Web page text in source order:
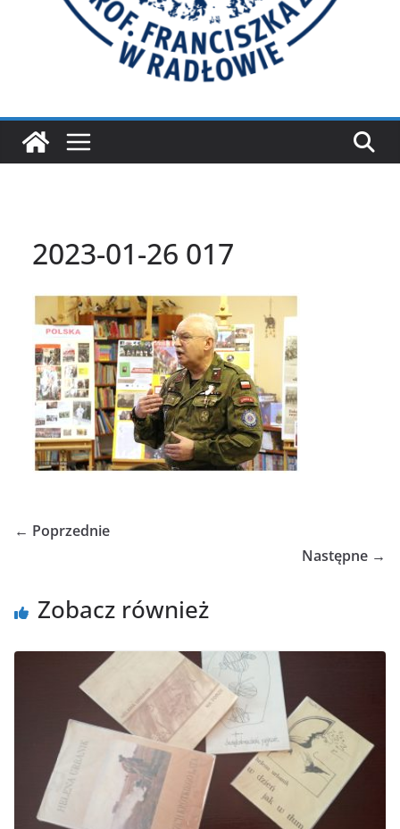
2023-01-26 017
← Poprzednie
Następne →
Zobacz również